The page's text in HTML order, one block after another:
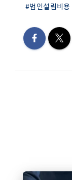
#법인설립비용